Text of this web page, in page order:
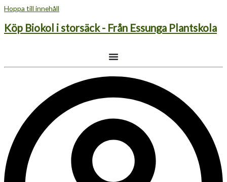
Hoppa till innehåll
Köp Biokol i storsäck - Från Essunga Plantskola